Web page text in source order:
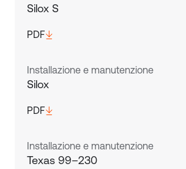
Silox S
PDF
Installazione e manutenzione
Silox
PDF
Installazione e manutenzione
Texas 99–230